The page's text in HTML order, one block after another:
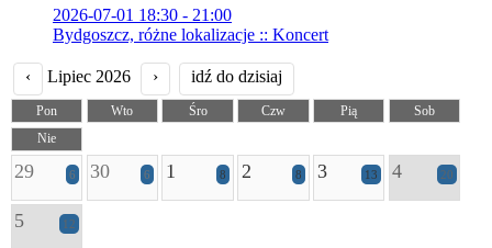
2026-07-01 18:30 - 21:00
Bydgoszcz, różne lokalizacje :: Koncert
‹ Lipiec 2026 › idź do dzisiaj
Pon Wto Śro Czw Pią
Sob
Nie
29 6 30 6 1 8 2 8 3 13 4 20
5 12